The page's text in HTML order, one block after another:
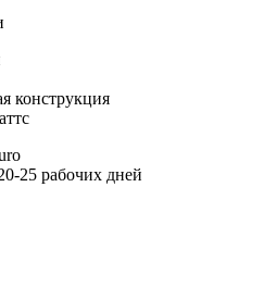
конструкция
25 рабочих дней